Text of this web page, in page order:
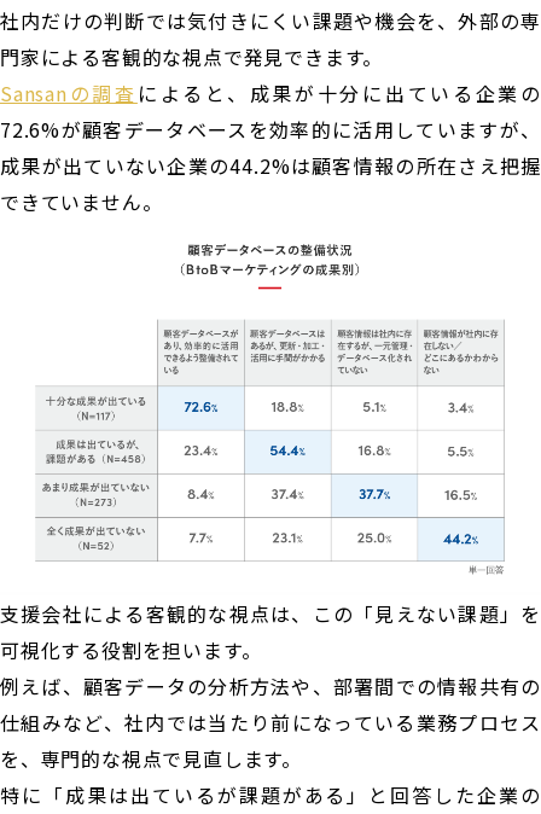
社内だけの判断では気付きにくい課題や機会を、外部の専
門家による客観的な視点で発見できます。
Sansanの調査 によると、成果が十分に出ている企業の
72.6%が顧客データベースを効率的に活用していますが、
成果が出ていない企業の44.2%は顧客情報の所在さえ把握
できていません。
支援会社による客観的な視点は、この「見えない課題」を
可視化する役割を担います。
例えば、顧客データの分析方法や、部署間での情報共有の
仕組みなど、社内では当たり前になっている業務プロセス
を、専門的な視点で見直します。
特に「成果は出ているが課題がある」と回答した企業の